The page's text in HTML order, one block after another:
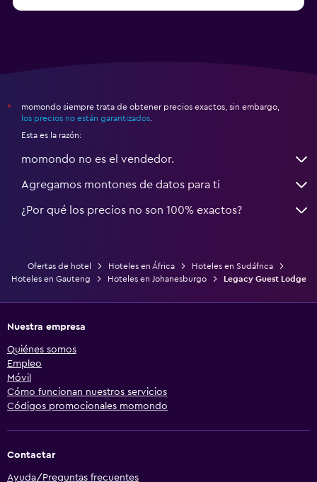
*
momondo siempre trata de obtener precios exactos, sin embargo,
los precios no están garantizados
Esta es la razón:
momondo no es el vendedor.
Agregamos montones de datos para ti
¿Por qué los precios no son 100% exactos?
Ofertas de hotel Hoteles en África
Hoteles en Sudáfrica
Hoteles en Gauteng
Hoteles en Johanesburgo Legacy Guest Lodge
Nuestra empresa
Quiénes somos
Empleo
Móvil
Cómo funcionan nuestros servicios
Códigos promocionales momondo
Contactar
Ayuda/Preguntas frecuentes